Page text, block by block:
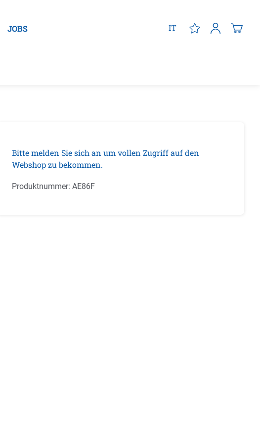
JOBS IT
Bitte melden Sie sich an um vollen Zugriff auf den
Webshop zu bekommen.
Produktnummer: AE86F